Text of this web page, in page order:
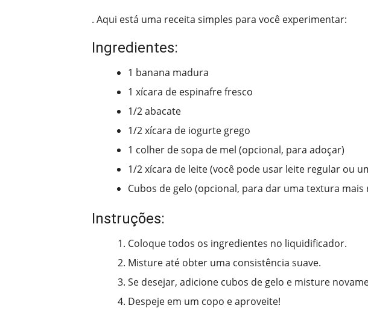
. Aqui está uma receita simples para você experimentar:
Ingredientes:
1 banana madura
1 xícara de espinafre fresco
1/2 abacate
1/2 xícara de iogurte grego
1 colher de sopa de mel (opcional, para adoçar)
1/2 xícara de leite (você pode usar leite regular ou
Cubos de gelo (opcional, para dar uma textura mais
Instruções:
Coloque todos os ingredientes no liquidificador.
Misture até obter uma consistência suave.
Se desejar, adicione cubos de gelo e misture
Despeje em um copo e aproveite!